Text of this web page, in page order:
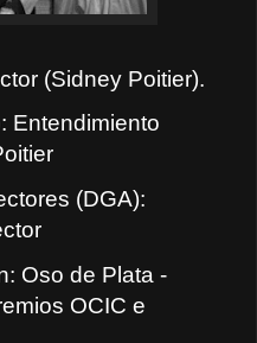
(Sidney Poitier).
Entendimiento
(DGA):
Oso de Plata -
OCIC e